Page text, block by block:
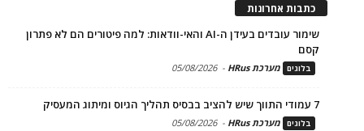
כתבות אחרונות
שימור עובדים בעידן ה-AI והאי-וודאות: למה פיטורים הם לא פתרון
קסם
בלוגים מערכת HRus -
05/08/2026
7 עמודי התווך שיש להציב בבסיס תהליך הגיוס ומיתוג המעסיק
בלוגים מערכת HRus -
05/08/2026